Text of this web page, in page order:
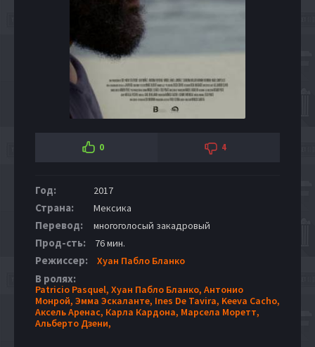
0 4
Год: 2017
Страна: Мексика
Перевод: многоголосый закадровый
Прод-сть: 76 мин.
Режиссер: Хуан Пабло Бланко
В ролях:
Patricio Pasquel, Хуан Пабло Бланко, Антонио
Монрой, Эмма Эскаланте, Ines De Tavira, Keeva Cacho,
Аксель Аренас, Карла Кардона, Марсела Моретт,
Альберто Дзени,